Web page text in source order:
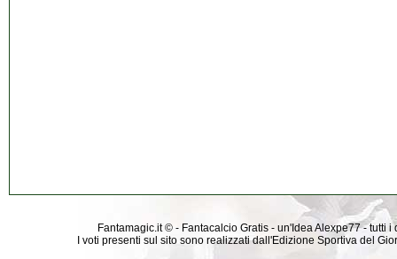
Fantamagic.it © - Fantacalcio Gratis - un'Idea Alexpe77 -
I voti presenti sul sito sono realizzati dall'Edizione Sportiva del